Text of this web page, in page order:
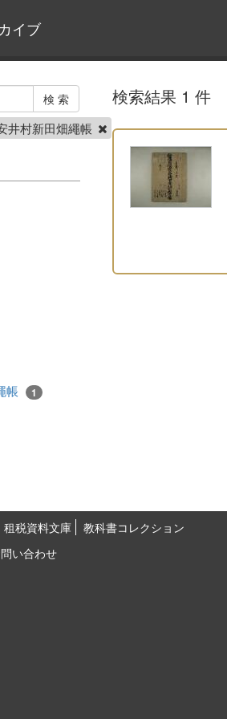
イブ
井村新田畑繩帳
帳 1
検索結果 1 件
税資料文庫
教科書コレクション
い合わせ